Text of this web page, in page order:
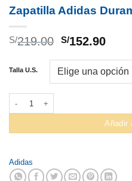
Zapatilla Adidas
S/219.00 El
original
era:
S/152.90El
es:
Talla U.S.
Añadir
Adidas